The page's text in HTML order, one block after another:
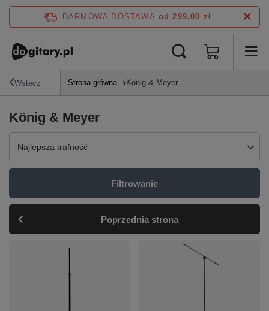
DARMOWA DOSTAWA od 299,00 zł
Wstecz Strona główna König & Meyer
König & Meyer
Zmień sortowanie
Najlepsza trafność
Filtrowanie
Poprzednia strona